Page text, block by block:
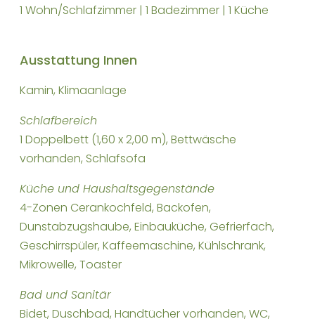
1 Wohn/Schlafzimmer | 1 Badezimmer | 1 Küche
Ausstattung Innen
Kamin, Klimaanlage
Schlafbereich
1 Doppelbett (1,60 x 2,00 m), Bettwäsche
vorhanden, Schlafsofa
Küche und Haushaltsgegenstände
4-Zonen Cerankochfeld, Backofen,
Dunstabzugshaube, Einbauküche, Gefrierfach,
Geschirrspüler, Kaffeemaschine, Kühlschrank,
Mikrowelle, Toaster
Bad und Sanitär
Bidet, Duschbad, Handtücher vorhanden, WC,